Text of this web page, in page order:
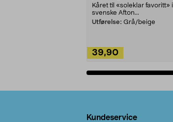
Kåret til «soleklar favoritt» i
svenske Afton...
Utførelse: Grå/beige
39,90
Kundeservice